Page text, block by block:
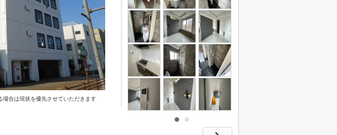
合は現状を優先させていただきます